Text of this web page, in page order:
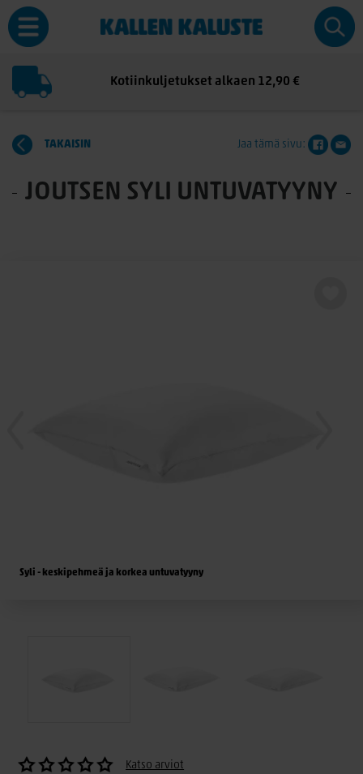
Kotiinkuljetukset alkaen 12,90 €
TAKAISIN Jaa tämä sivu:
JOUTSEN SYLI UNTUVATYYNY
Syli - keskipehmeä ja korkea untuvatyyny
Katso arviot